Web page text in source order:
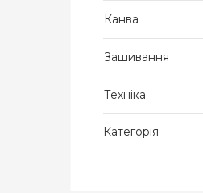
Канва
Зашивання
Техніка
Категорія